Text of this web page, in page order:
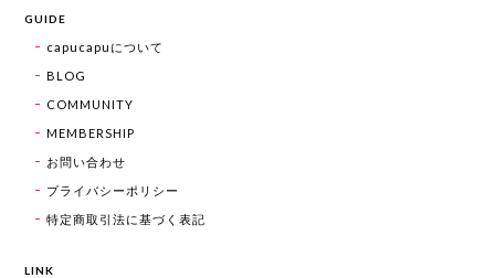
GUIDE
capucapuについて
BLOG
COMMUNITY
MEMBERSHIP
お問い合わせ
プライバシーポリシー
特定商取引法に基づく表記
LINK